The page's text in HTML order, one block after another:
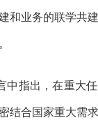
和业务的联学共
中指出，在重大
结合国家重大需